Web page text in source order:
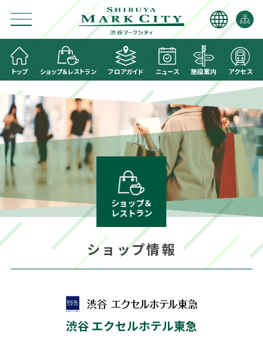
トップ ショップ＆レストラン フロアガイド ニュース 施設案内 アクセス
ショップ＆
レストラン
ショップ情報
渋谷 エクセルホテル東急